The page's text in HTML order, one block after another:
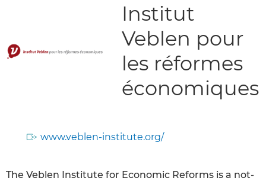
Institut
Veblen pour
les réformes
économiques
www.veblen-institute.org/
The Veblen Institute for Economic Reforms is a not-